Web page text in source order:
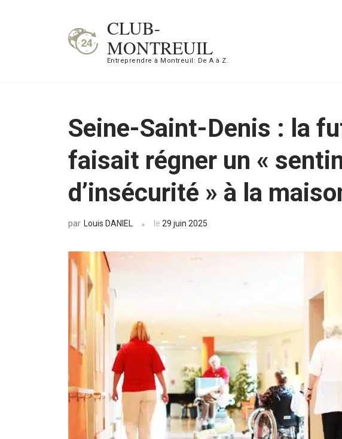
CLUB-
MONTREUIL
Entreprendre à Montreuil: De A à Z.
Seine-Saint-Denis : la
faisait régner un «
d’insécurité » à la
par Louis DANIEL le 29 juin 2025